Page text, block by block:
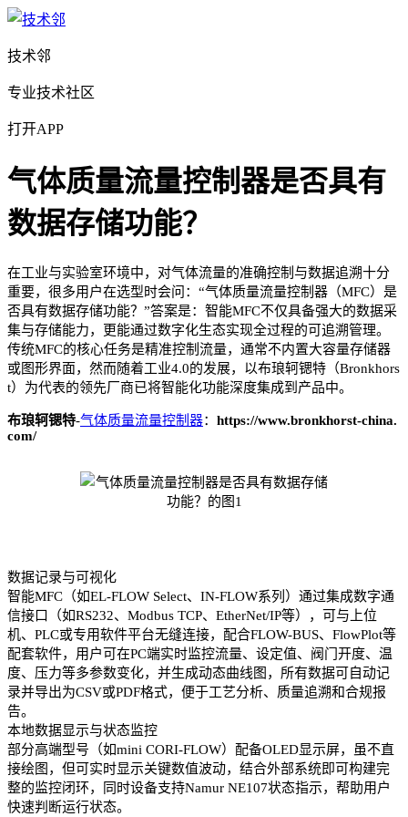
技术邻
专业技术社区
打开APP
气体质量流量控制器是否具有
数据存储功能？
在工业与实验室环境中，对气体流量的准确控制与数据追溯十分
重要，很多用户在选型时会问：“气体质量流量控制器（MFC）是
否具有数据存储功能？”答案是：智能MFC不仅具备强大的数据采
集与存储能力，更能通过数字化生态实现全过程的可追溯管理。
传统MFC的核心任务是精准控制流量，通常不内置大容量存储器
或图形界面，然而随着工业4.0的发展，以布琅轲锶特（Bronkhors
t）为代表的领先厂商已将智能化功能深度集成到产品中。
布琅轲锶特-气体质量流量控制器： https://www.bronkhorst-china.
com/
数据记录与可视化
智能MFC（如EL-FLOW Select、IN-FLOW系列）通过集成数字通
信接口（如RS232、Modbus TCP、EtherNet/IP等），可与上位
机、PLC或专用软件平台无缝连接，配合FLOW-BUS、FlowPlot等
配套软件，用户可在PC端实时监控流量、设定值、阀门开度、温
度、压力等多参数变化，并生成动态曲线图，所有数据可自动记
录并导出为CSV或PDF格式，便于工艺分析、质量追溯和合规报
告。
本地数据显示与状态监控
部分高端型号（如mini CORI-FLOW）配备OLED显示屏，虽不直
接绘图，但可实时显示关键数值波动，结合外部系统即可构建完
整的监控闭环，同时设备支持Namur NE107状态指示，帮助用户
快速判断运行状态。